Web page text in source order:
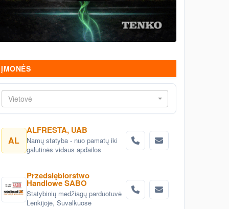
ĮMONĖS
Vietovė
AL
ALFRESTA, UAB
Namų statyba - nuo pamatų iki
galutinės vidaus apdailos
Przedsiębiorstwo
Handlowe SABO
Statybinių medžiagų parduotuvė
Lenkijoje, Suvalkuose